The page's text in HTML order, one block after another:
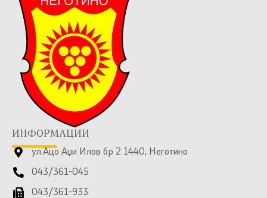
ИНФОРМАЦИИ
ул.Ацо Аџи Илов бр 2 1440, Неготино
043/361-045
043/361-933